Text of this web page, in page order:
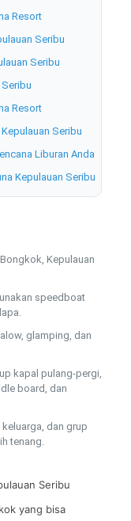
Resort
Seribu
Seribu
Resort
Seribu
Liburan Anda
Kepulauan Seribu
Kepulauan
speedboat
glamping, dan
kapal pulang-pergi,
board, dan
dan grup
tenang.
Seribu
yang bisa